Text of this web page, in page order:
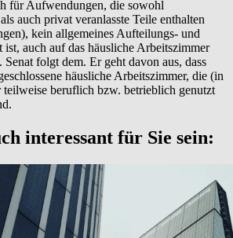
für Aufwendungen, die sowohl
auch privat veranlasste Teile enthalten
kein allgemeines Aufteilungs- und
auch auf das häusliche Arbeitszimmer
folgt dem. Er geht davon aus, dass
häusliche Arbeitszimmer, die (in
beruflich bzw. betrieblich genutzt
interessant für Sie sein: